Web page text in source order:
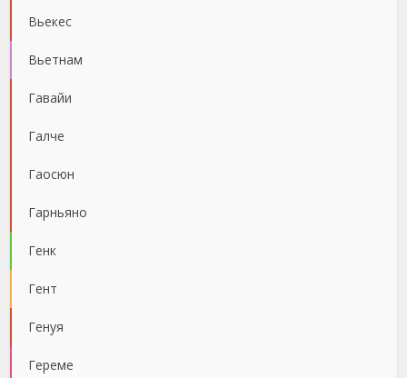
Вьекес
Вьетнам
Гавайи
Галче
Гаосюн
Гарньяно
Генк
Гент
Генуя
Гереме